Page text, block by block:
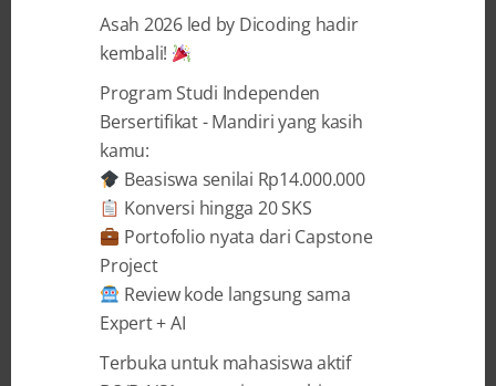
Yasmin Izzatul Jannah 23 November 2022
BAGIKAN
Bagi para pemula yang baru masuk dunia
programmingpasti sering bertanya-tanya,
“Bagaimana sih cara belajar
yang cepat danefisien?”
Asah 2026 led by Dicoding hadir
kembali!
Program Studi Independen
Bersertifikat - Mandiri yang kasih
kamu:
Beasiswa senilai Rp14.000.000
Konversi hingga 20 SKS
Portofolio nyata dari Capstone
Project
Review kode langsung sama
Expert + AI
Terbuka untuk mahasiswa aktif